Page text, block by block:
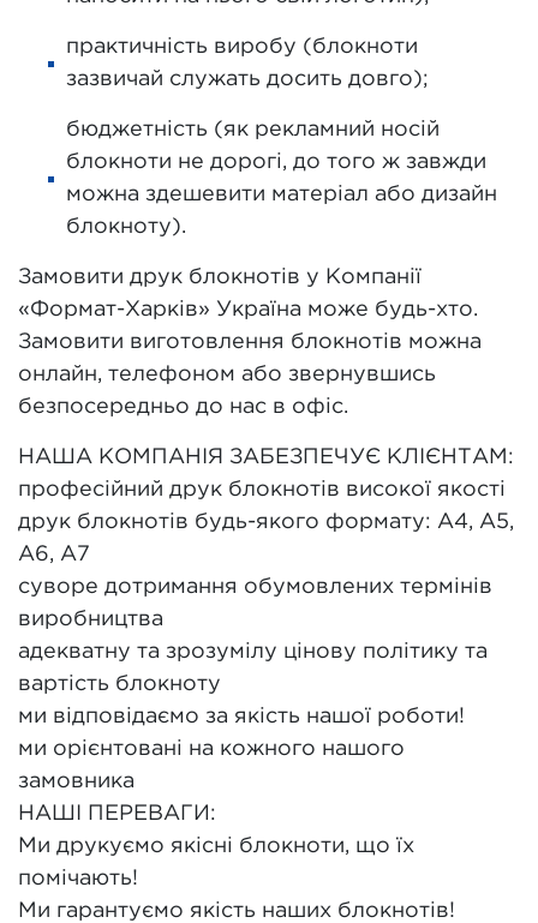
практичність виробу (блокноти
зазвичай служать досить довго);
бюджетність (як рекламний носій
блокноти не дорогі, до того ж завжди
можна здешевити матеріал або дизайн
блокноту).
Замовити друк блокнотів у Компанії
«Формат-Харків» Україна може будь-хто.
Замовити виготовлення блокнотів можна
онлайн, телефоном або звернувшись
безпосередньо до нас в офіс.
НАША КОМПАНІЯ ЗАБЕЗПЕЧУЄ КЛІЄНТАМ:
професійний друк блокнотів високої якості
друк блокнотів будь-якого формату: А4, А5,
А6, А7
суворе дотримання обумовлених термінів
виробництва
адекватну та зрозумілу цінову політику та
вартість блокноту
ми відповідаємо за якість нашої роботи!
ми орієнтовані на кожного нашого
замовника
НАШІ ПЕРЕВАГИ:
Ми друкуємо якісні блокноти, що їх
помічають!
Ми гарантуємо якість наших блокнотів!